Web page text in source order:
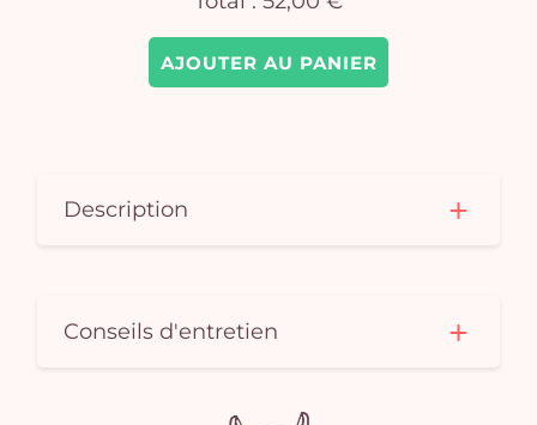
AJOUTER AU PANIER
Description
Conseils d'entretien